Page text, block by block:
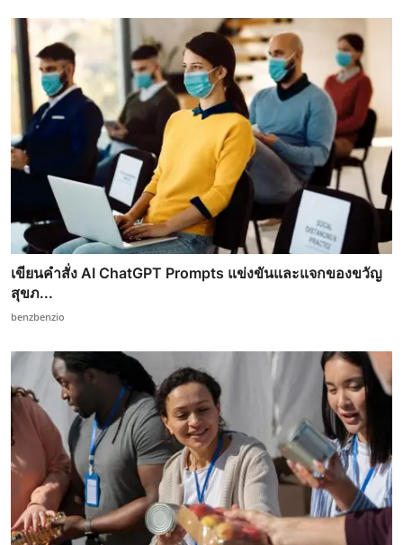
เขียนคำสั่ง AI ChatGPT Prompts แข่งขันและแจกของขวัญ
สุขภ...
benzbenzio